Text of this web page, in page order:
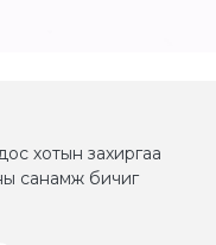
хотын захиргаа
санамж бичиг